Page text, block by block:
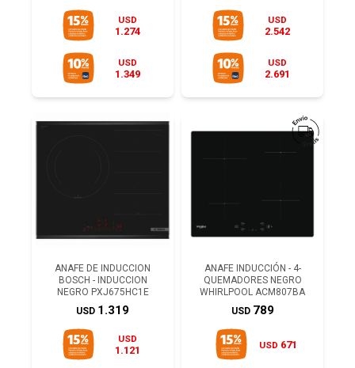
USD
1.274
USD
1.349
USD
2.542
USD
2.691
ANAFE DE INDUCCION
BOSCH - INDUCCION
NEGRO PXJ675HC1E
USD 1.319
USD
1.121
ANAFE INDUCCIÓN - 4-
QUEMADORES NEGRO
WHIRLPOOL ACM807BA
USD 789
USD 671